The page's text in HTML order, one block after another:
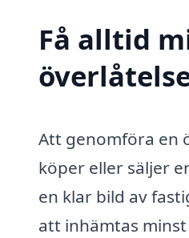
Få alltid
Att genomföra en
köper eller säljer
en klar bild av
att inhämtas